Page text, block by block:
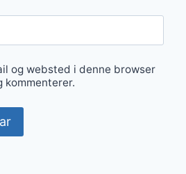
og websted i denne browser